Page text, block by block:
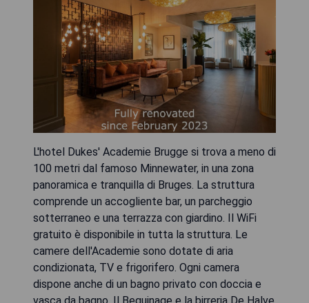
L'hotel Dukes' Academie Brugge si trova a meno di
100 metri dal famoso Minnewater, in una zona
panoramica e tranquilla di Bruges. La struttura
comprende un accogliente bar, un parcheggio
sotterraneo e una terrazza con giardino. Il WiFi
gratuito è disponibile in tutta la struttura. Le
camere dell'Academie sono dotate di aria
condizionata, TV e frigorifero. Ogni camera
dispone anche di un bagno privato con doccia e